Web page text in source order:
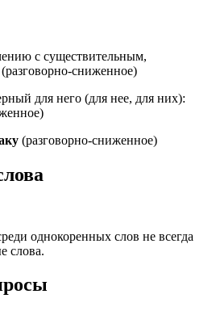
с существительным,
(разговорно-сниженное)
для него (для нее, для них):
)
(разговорно-сниженное)
однокоренных слов не всегда
слова.